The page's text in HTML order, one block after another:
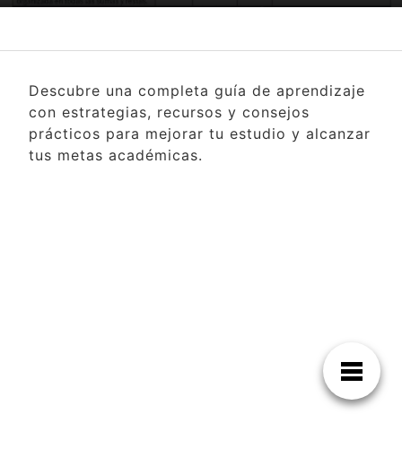
Descubre una completa guía de aprendizaje
con estrategias, recursos y consejos
prácticos para mejorar tu estudio y alcanzar
tus metas académicas.